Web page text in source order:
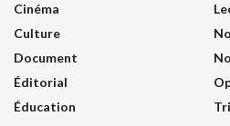
Cinéma
Culture
Document
Éditorial
Éducation